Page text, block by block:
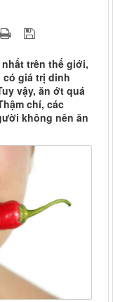
trên thế giới,
có giá trị dinh
vậy, ăn ớt quá
chí, các
không nên ăn